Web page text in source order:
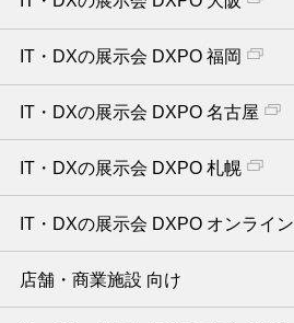
IT・DXの展示会 DXPO 福岡
IT・DXの展示会 DXPO 名古屋
IT・DXの展示会 DXPO 札幌
IT・DXの展示会 DXPO オンライン
店舗・商業施設 向け